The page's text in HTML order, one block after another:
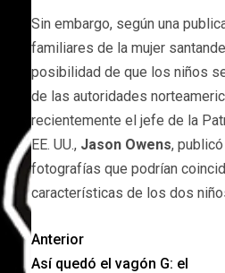
Sin embargo, según una
familiares de la mujer
posibilidad de que los niños
de las autoridades
recientemente el jefe de la
EE. UU., Jason Owens,
fotografías que podrían
características de los dos
Anterior
Así quedó el vagón G: el